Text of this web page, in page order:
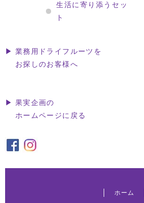
生活に寄り添うセッ
ト
▶ 業務用ドライフルーツを
お探しのお客様へ
▶ 果実企画の
ホームページに戻る
ホーム